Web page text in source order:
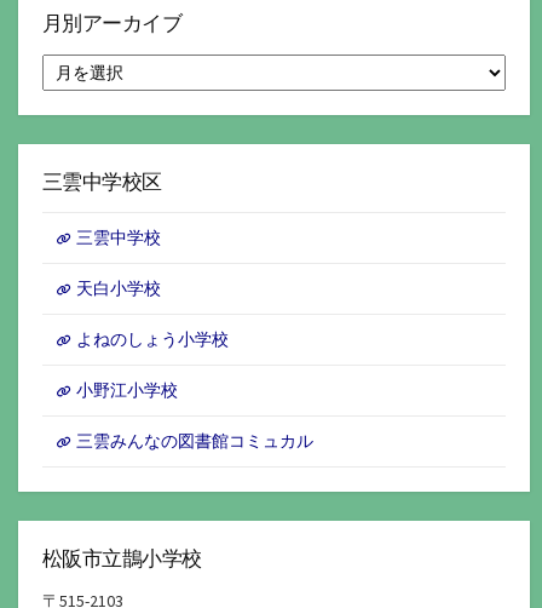
月別アーカイブ
別
イ
三雲中学校区
三雲中学校
天白小学校
よねのしょう小学校
小野江小学校
三雲みんなの図書館コミュカル
松阪市立鵲小学校
〒515-2103